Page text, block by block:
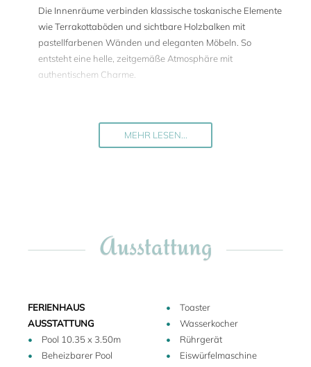
Die Innenräume verbinden klassische toskanische Elemente
wie Terrakottaböden und sichtbare Holzbalken mit
pastellfarbenen Wänden und eleganten Möbeln. So
entsteht eine helle, zeitgemäße Atmosphäre mit
authentischem Charme.
zum Entspannen auf Liegestühlen unter Sonnenschirmen
ein – stets begleitet von einem atemberaubenden Blick über
mittelalterlichen Dörfern, alten Burgen und charmanten
Weingütern. Weinberge und Felder werden von kleinen
MEHR LESEN...
Ausstattung
FERIENHAUS
AUSSTATTUNG
Pool 10.35 x 3.50m
Beheizbarer Pool
Toaster
Wasserkocher
Rührgerät
Eiswürfelmaschine